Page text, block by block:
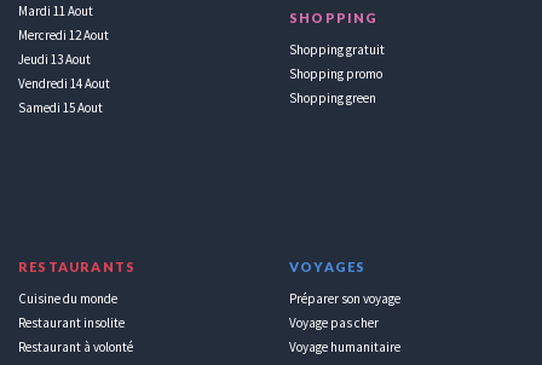
Mardi 11 Aout
Mercredi 12 Aout
Jeudi 13 Aout
Vendredi 14 Aout
Samedi 15 Aout
SHOPPING
Shopping gratuit
Shopping promo
Shopping green
RESTAURANTS
Cuisine du monde
Restaurant insolite
Restaurant à volonté
VOYAGES
Préparer son voyage
Voyage pas cher
Voyage humanitaire